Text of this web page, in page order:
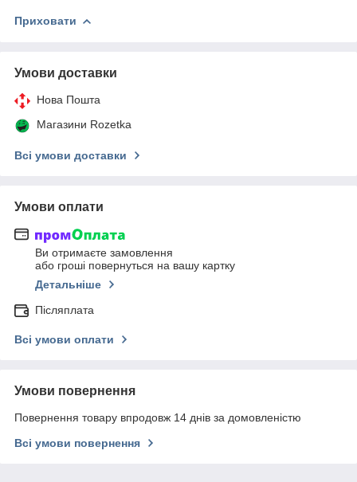
Приховати
Умови доставки
Нова Пошта
Магазини Rozetka
Всі умови доставки
Умови оплати
Ви отримаєте замовлення
або гроші повернуться на вашу картку
Детальніше
Післяплата
Всі умови оплати
Умови повернення
Повернення товару впродовж 14 днів за домовленістю
Всі умови повернення